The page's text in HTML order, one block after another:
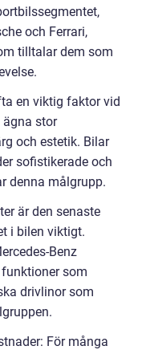
och Ferrari,
tilltalar dem som
en viktig faktor vid
stor
och estetik. Bilar
sofistikerade och
denna målgrupp.
är den senaste
i bilen viktigt.
Benz
som
drivlinor som
För många